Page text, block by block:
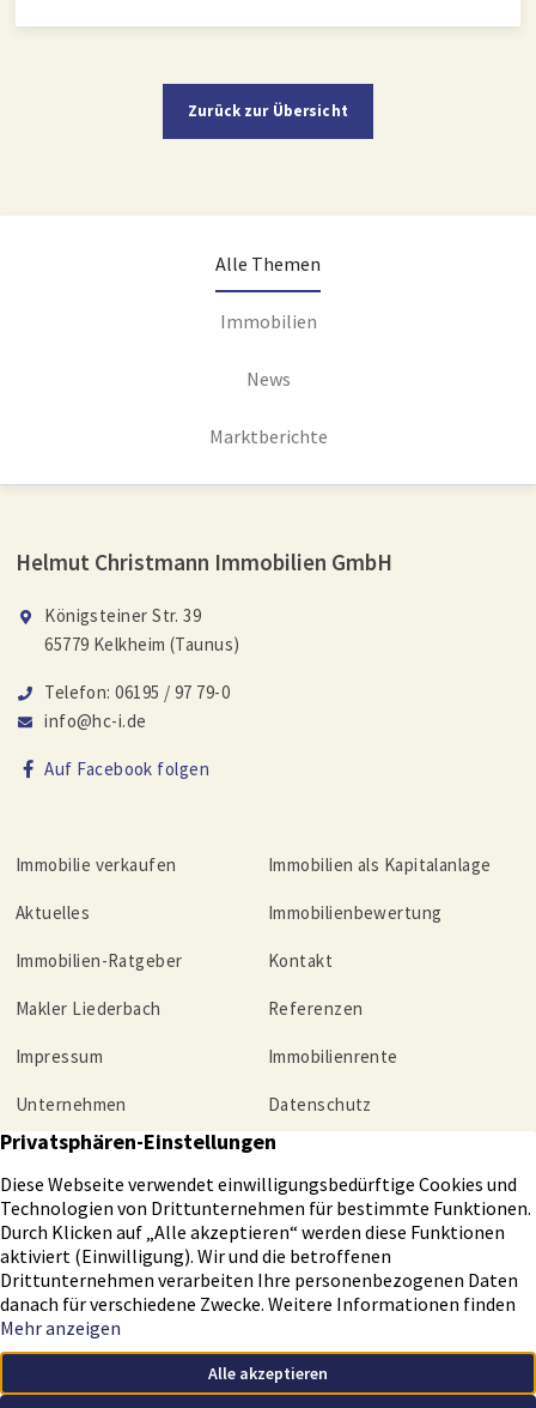
Zurück zur Übersicht
Alle Themen
Immobilien
News
Marktberichte
Helmut Christmann Immobilien GmbH
Königsteiner Str. 39
65779 Kelkheim (Taunus)
Telefon: 06195 / 97 79-0
info@hc-i.de
Auf Facebook folgen
Immobilie verkaufen Immobilien als Kapitalanlage
Aktuelles Immobilienbewertung
Immobilien-Ratgeber Kontakt
Makler Liederbach Referenzen
Impressum Immobilienrente
Unternehmen Datenschutz
Tippgeber